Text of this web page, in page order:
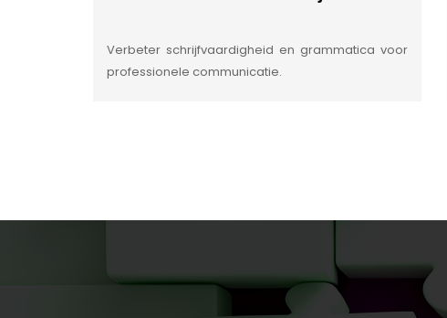
Verbeter schrijfvaardigheid en grammatica voor
professionele communicatie.